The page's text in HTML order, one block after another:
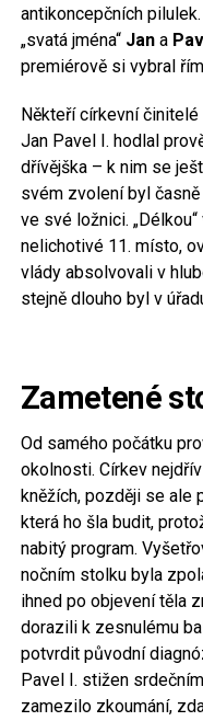
antikoncepčních
„svatá jména“ Jana
premiérově si vybral
Někteří církevní
Jan Pavel I. hodlal
dřívějška – k nim se
svém zvolení byl
ve své ložnici.
nelichotivé 11. místo,
vlády absolvovali v
stejně dlouho byl v
Zametené
Od samého počátku
okolnosti. Církev
kněžích, později se ale
která ho šla budit,
nabitý program.
nočním stolku byla
ihned po objevení těla
dorazili k zesnulému
potvrdit původní
Pavel I. stižen
zamezilo zkoumání,